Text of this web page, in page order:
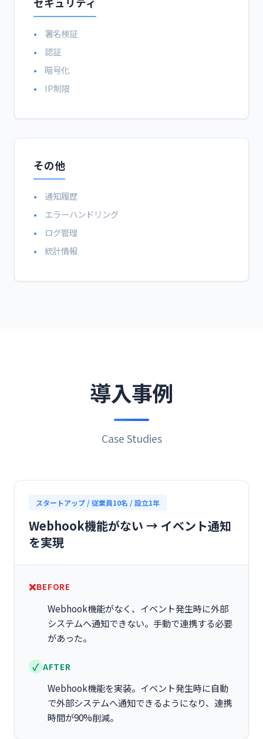
署名検証
認証
暗号化
IP制限
その他
通知履歴
エラーハンドリング
ログ管理
統計情報
導入事例
Case Studies
スタートアップ / 従業員10名 / 設立1年
Webhook機能がない → イベント通知
を実現
BEFORE
Webhook機能がなく、イベント発生時に外部
システムへ通知できない。手動で連携する必要
があった。
AFTER
Webhook機能を実装。イベント発生時に自動
で外部システムへ通知できるようになり、連携
時間が90%削減。